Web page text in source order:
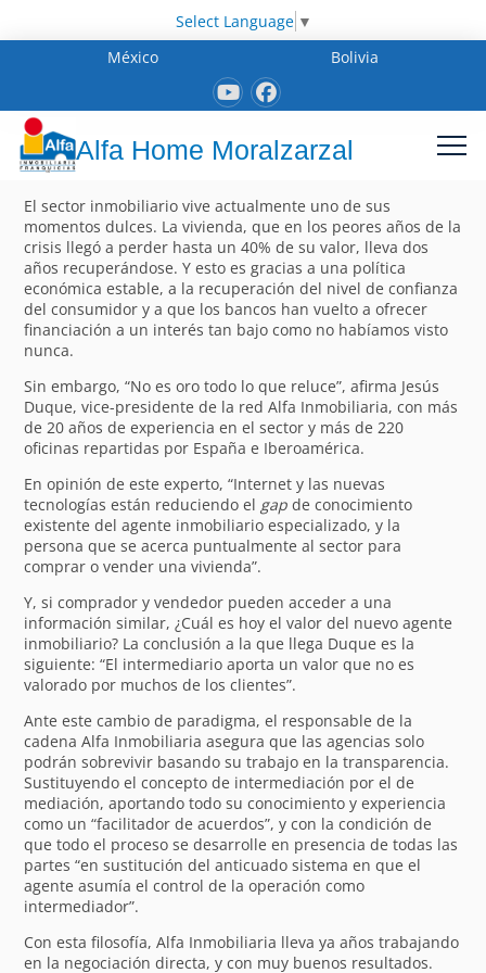
Select Language ▼
México
Bolivia
Alfa Home Moralzarzal
El sector inmobiliario vive actualmente uno de sus
momentos dulces. La vivienda, que en los peores años de la
crisis llegó a perder hasta un 40% de su valor, lleva dos
años recuperándose. Y esto es gracias a una política
económica estable, a la recuperación del nivel de confianza
del consumidor y a que los bancos han vuelto a ofrecer
financiación a un interés tan bajo como no habíamos visto
nunca.
Sin embargo, “No es oro todo lo que reluce”, afirma Jesús
Duque, vice-presidente de la red Alfa Inmobiliaria, con más
de 20 años de experiencia en el sector y más de 220
oficinas repartidas por España e Iberoamérica.
En opinión de este experto, “Internet y las nuevas
tecnologías están reduciendo el gap de conocimiento
existente del agente inmobiliario especializado, y la
persona que se acerca puntualmente al sector para
comprar o vender una vivienda”.
Y, si comprador y vendedor pueden acceder a una
información similar, ¿Cuál es hoy el valor del nuevo agente
inmobiliario? La conclusión a la que llega Duque es la
siguiente: “El intermediario aporta un valor que no es
valorado por muchos de los clientes”.
Ante este cambio de paradigma, el responsable de la
cadena Alfa Inmobiliaria asegura que las agencias solo
podrán sobrevivir basando su trabajo en la transparencia.
Sustituyendo el concepto de intermediación por el de
mediación, aportando todo su conocimiento y experiencia
como un “facilitador de acuerdos”, y con la condición de
que todo el proceso se desarrolle en presencia de todas las
partes “en sustitución del anticuado sistema en que el
agente asumía el control de la operación como
intermediador”.
Con esta filosofía, Alfa Inmobiliaria lleva ya años trabajando
en la negociación directa, y con muy buenos resultados.